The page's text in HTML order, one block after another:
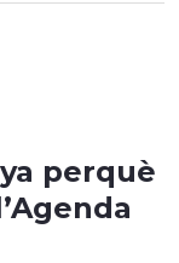
perquè